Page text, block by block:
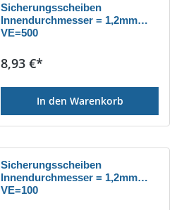
Sicherungsscheiben
Innendurchmesser = 1,2mm
VE=500
Regulärer Preis:
8,93 €*
In den Warenkorb
Sicherungsscheiben
Innendurchmesser = 1,2mm
VE=100